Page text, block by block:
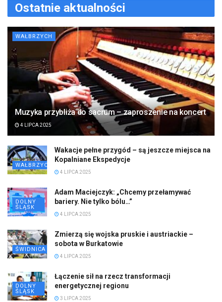
Ostatnie aktualności
WAŁBRZYCH
Muzyka przybliża do sacrum – zaproszenie na koncert
4 LIPCA 2025
WAŁBRZYCH
Wakacje pełne przygód – są jeszcze miejsca na
Kopalniane Ekspedycje
4 LIPCA 2025
DOLNY
ŚLĄSK
Adam Maciejczyk: „Chcemy przełamywać
bariery. Nie tylko bólu…”
4 LIPCA 2025
ŚWIDNICA
Zmierzą się wojska pruskie i austriackie –
sobota w Burkatowie
4 LIPCA 2025
DOLNY
ŚLĄSK
Łączenie sił na rzecz transformacji
energetycznej regionu
3 LIPCA 2025